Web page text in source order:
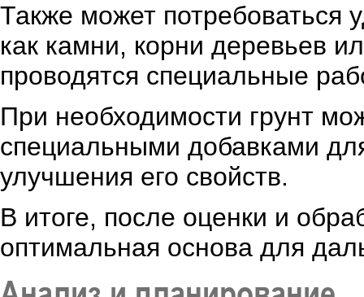
Также может потребоваться
как камни, корни деревьев
проводятся специальные
При необходимости грунт
специальными добавками
улучшения его свойств.
В итоге, после оценки и
оптимальная основа для